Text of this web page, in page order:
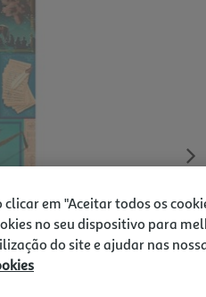
clicar em "Aceitar todos os
no seu dispositivo para
do site e ajudar nas